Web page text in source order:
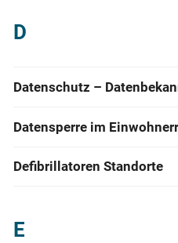
D
Datenschutz –
Datensperre im
Defibrillatoren Standorte
E